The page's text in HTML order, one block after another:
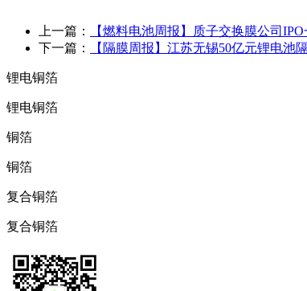
上一篇：
【燃料电池周报】质子交换膜公司
下一篇：
【隔膜周报】江苏无锡50亿元锂电
锂电铜箔
锂电铜箔
铜箔
铜箔
复合铜箔
复合铜箔